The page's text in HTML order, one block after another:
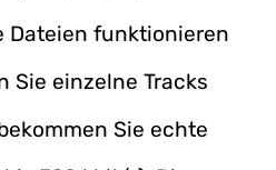
Dateien funktionieren
Sie einzelne Tracks
Sie echte